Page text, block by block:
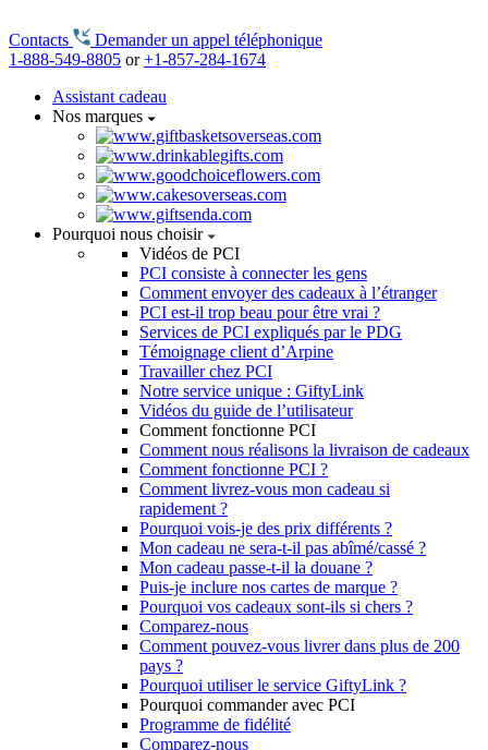
Contacts
Demander un appel téléphonique
1-888-549-8805 or+1-857-284-1674
Assistant cadeau
Nos marques
Pourquoi nous choisir
Vidéos de PCI
PCI consiste à connecter les gens
Comment envoyer des cadeaux à l’étranger
PCI est-il trop beau pour être vrai ?
Services de PCI expliqués par le PDG
Témoignage client d’Arpine
Travailler chez PCI
Notre service unique : GiftyLink
Vidéos du guide de l’utilisateur
Comment fonctionne PCI
Comment nous réalisons la livraison de cadeaux
Comment fonctionne PCI ?
Comment livrez-vous mon cadeau si
rapidement ?
Pourquoi vois-je des prix différents ?
Mon cadeau ne sera-t-il pas abîmé/cassé ?
Mon cadeau passe-t-il la douane ?
Puis-je inclure nos cartes de marque ?
Pourquoi vos cadeaux sont-ils si chers ?
Comparez-nous
Comment pouvez-vous livrer dans plus de 200
pays ?
Pourquoi utiliser le service GiftyLink ?
Pourquoi commander avec PCI
Programme de fidélité
Comparez-nous